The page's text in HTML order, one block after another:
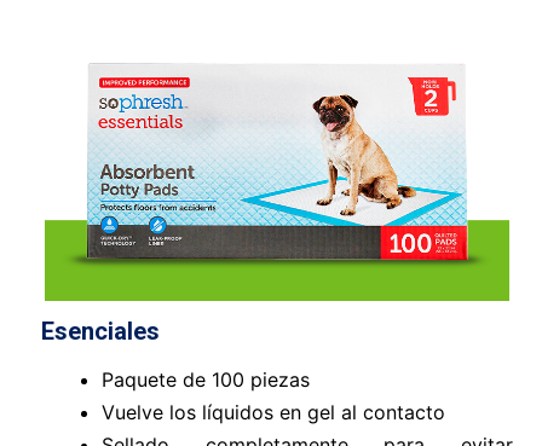
Esenciales
Paquete de 100 piezas
Vuelve los líquidos en gel al contacto